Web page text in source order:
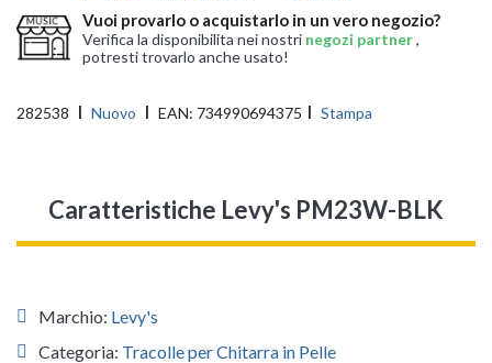
Vuoi provarlo o acquistarlo in un vero negozio?
Verifica la disponibilita nei nostri negozi partner,
potresti trovarlo anche usato!
282538 Nuovo EAN: 734990694375 Stampa
Caratteristiche Levy's PM23W-BLK
Marchio: Levy's
Categoria: Tracolle per Chitarra in Pelle